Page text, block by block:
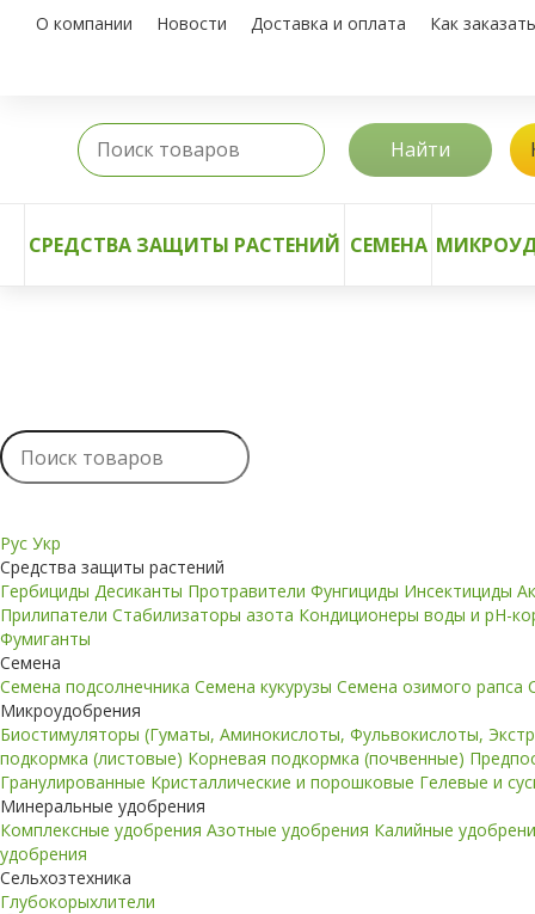
О компании Новости Доставка и оплата Как заказать
Найти
СРЕДСТВА ЗАЩИТЫ РАСТЕНИЙ СЕМЕНА
Рус Укр
Средства защиты растений
Гербициды Десиканты Протравители Фунгициды Инсектициды
Прилипатели Стабилизаторы азота Кондиционеры воды и pH-
Фумиганты
Семена
Семена подсолнечника Семена кукурузы Семена озимого рапса
Микроудобрения
Биостимуляторы (Гуматы, Аминокислоты, Фульвокислоты,
подкормка (листовые) Корневая подкормка (почвенные)
Гранулированные Кристаллические и порошковые Гелевые и
Минеральные удобрения
Комплексные удобрения Азотные удобрения Калийные
удобрения
Сельхозтехника
Глубокорыхлители